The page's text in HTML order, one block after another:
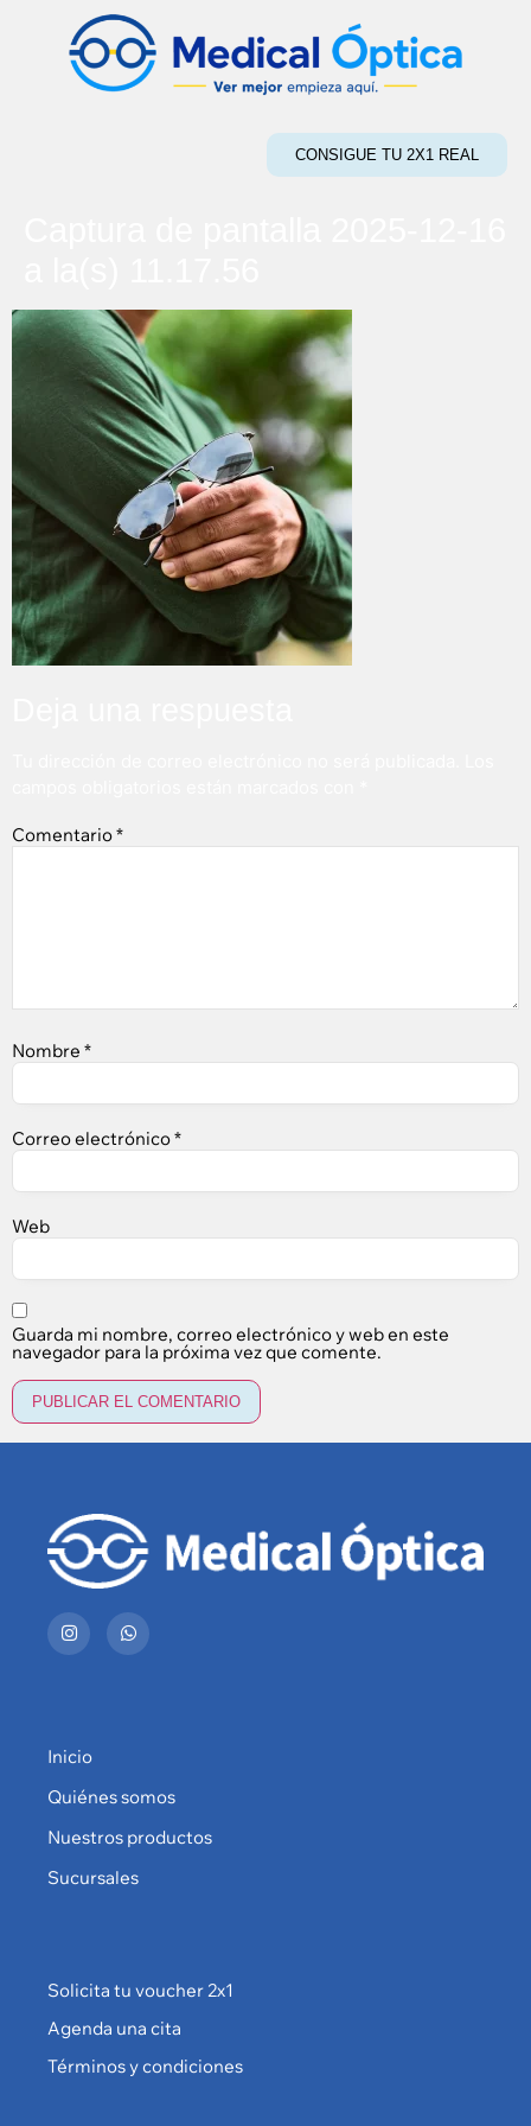
CONSIGUE TU 2X1 REAL
Comentario*
Nombre *
Correo electrónico*
Web
Guarda mi nombre, correo electrónico y web en este
navegador para la próxima vez que comente.
Inicio
Quiénes somos
Nuestros productos
Sucursales
Solicita tu voucher 2x1
Agenda una cita
Términos y condiciones